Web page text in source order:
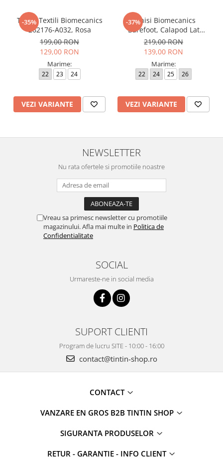
-35%
Tenisi Textili Biomecanics
262176-A032, Rosa
199,00 RON
129,00 RON
Marime:
22 23 24
VEZI VARIANTE
-37%
Tenisi Biomecanics
Barefoot, Calapod Lat
262190-E032 Rosa
219,00 RON
139,00 RON
Marime:
22 24 25 26
VEZI VARIANTE
NEWSLETTER
Nu rata ofertele si promotiile noastre
Vreau sa primesc newsletter cu promotiile
magazinului. Afla mai multe in Politica de
Confidentialitate
SOCIAL
Urmareste-ne in social media
SUPORT CLIENTI
Program de lucru SITE - 10:00 - 16:00
contact@tintin-shop.ro
CONTACT
VANZARE EN GROS B2B TINTIN SHOP
SIGURANTA PRODUSELOR
RETUR - GARANTIE - INFO CLIENT